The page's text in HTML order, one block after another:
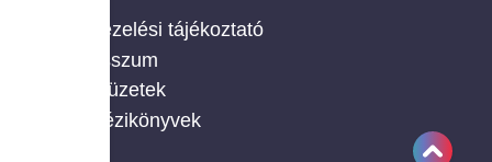
Adatkezelési tájékoztató
Impresszum
Okos füzetek
Civil kézikönyvek